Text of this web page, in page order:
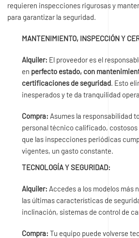
requieren inspecciones rigurosas y
para garantizar la seguridad.
MANTENIMIENTO, INSPECCIÓN Y
Alquiler: El proveedor es el
en perfecto estado, con
certificaciones de seguridad . Esto
inesperados y te da tranquilidad
Compra: Asumes la responsabilidad
personal técnico calificado,
que las inspecciones periódicas
vigentes, un gasto constante.
TECNOLOGÍA Y SEGURIDAD:
Alquiler: Accedes a los modelos más
las últimas características de
inclinación, sistemas de control de
Compra: Tu equipo puede volverse